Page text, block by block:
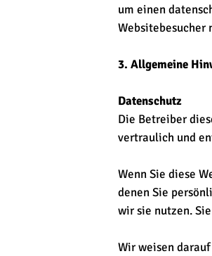
um einen
Websitebesucher
3. Allgemeine
Datenschutz
Die Betreiber
vertraulich und
Wenn Sie diese
denen Sie
wir sie nutzen.
Wir weisen